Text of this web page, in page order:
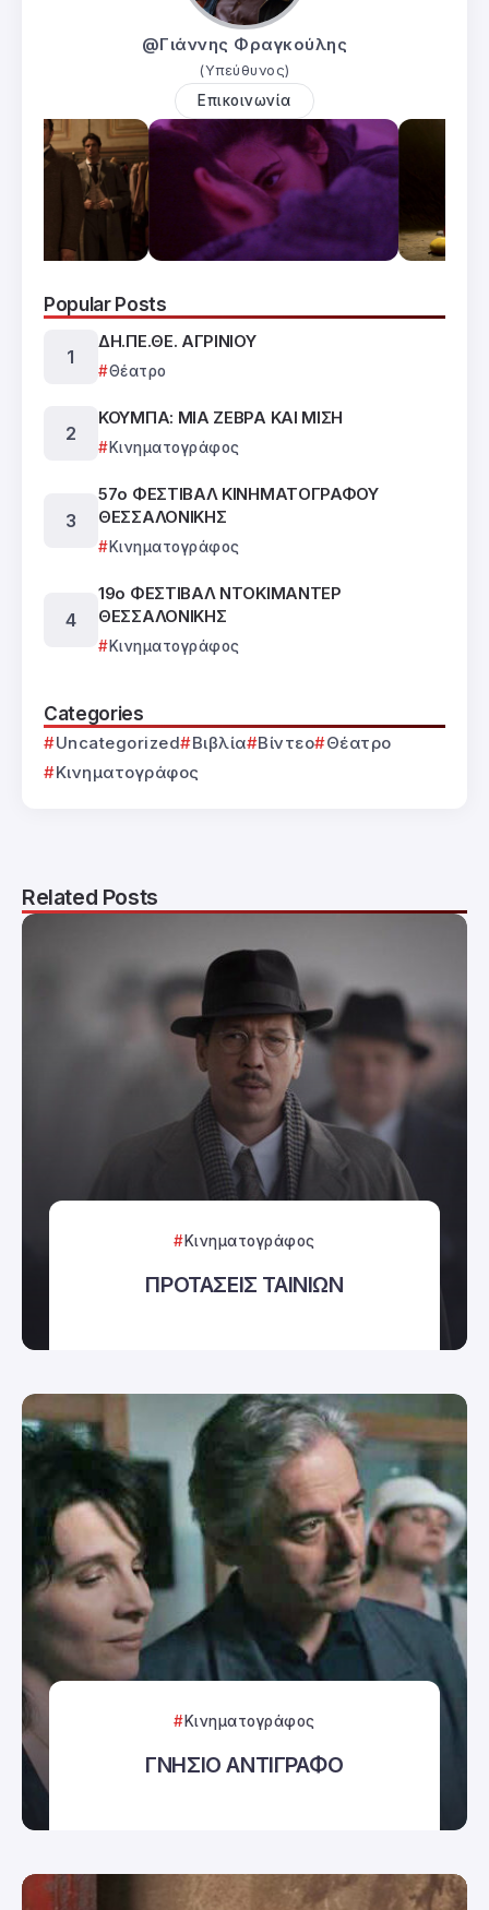
@Γιάννης Φραγκούλης
(Υπεύθυνος)
Επικοινωνία
Popular Posts
ΔΗ.ΠΕ.ΘΕ. ΑΓΡΙΝΙΟΥ
Θέατρο
ΚΟΥΜΠΑ: ΜΙΑ ΖΕΒΡΑ ΚΑΙ ΜΙΣΗ
Κινηματογράφος
57ο ΦΕΣΤΙΒΑΛ ΚΙΝΗΜΑΤΟΓΡΑΦΟΥ
ΘΕΣΣΑΛΟΝΙΚΗΣ
Κινηματογράφος
19ο ΦΕΣΤΙΒΑΛ ΝΤΟΚΙΜΑΝΤΕΡ
ΘΕΣΣΑΛΟΝΙΚΗΣ
Κινηματογράφος
Categories
Uncategorized Βιβλία Βίντεο
Θέατρο
Κινηματογράφος
Related Posts
Κινηματογράφος
ΠΡΟΤΑΣΕΙΣ ΤΑΙΝΙΩΝ
Κινηματογράφος
ΓΝΗΣΙΟ ΑΝΤΙΓΡΑΦΟ